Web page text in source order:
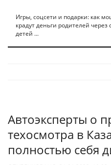
Игры, соцсети и подарки: как
крадут деньги родителей
детей ...
Автоэксперты о
техосмотра в
полностью себя